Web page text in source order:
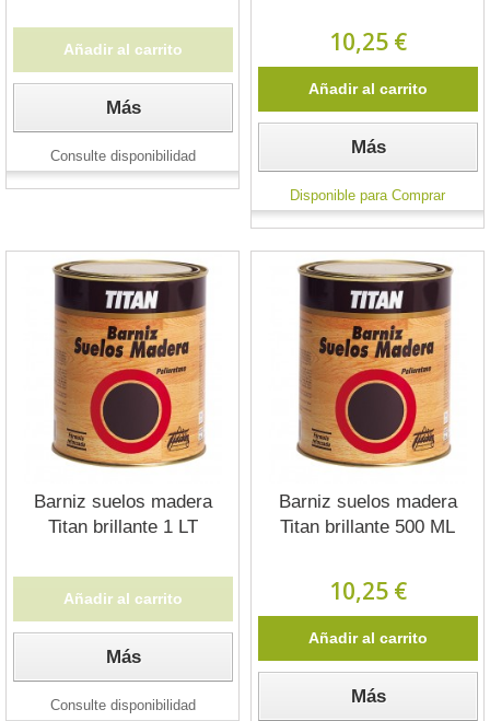
Añadir al carrito
Más
Consulte disponibilidad
10,25 €
Añadir al carrito
Más
Disponible para Comprar
Barniz suelos madera
Titan brillante 1 LT
Añadir al carrito
Más
Consulte disponibilidad
Barniz suelos madera
Titan brillante 500 ML
10,25 €
Añadir al carrito
Más